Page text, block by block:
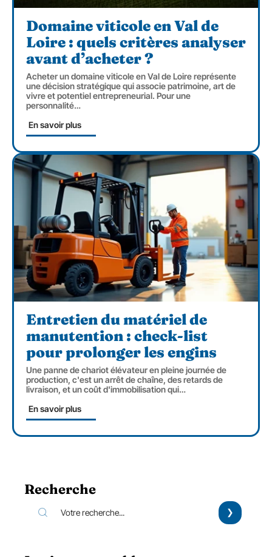
Domaine viticole en Val de
Loire : quels critères analyser
avant d’acheter ?
Acheter un domaine viticole en Val de Loire représente
une décision stratégique qui associe patrimoine, art de
vivre et potentiel entrepreneurial. Pour une
personnalité…
En savoir plus
Entretien du matériel de
manutention : check-list
pour prolonger les engins
Une panne de chariot élévateur en pleine journée de
production, c'est un arrêt de chaîne, des retards de
livraison, et un coût d'immobilisation qui…
En savoir plus
Recherche